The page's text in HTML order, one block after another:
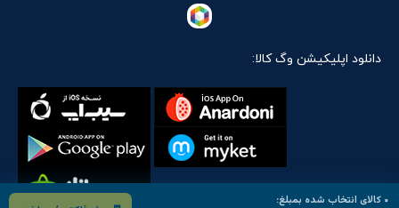
۰ کالای انتخاب شده بمبلغ:
دانلود اپلیکیشن وگ کالا: